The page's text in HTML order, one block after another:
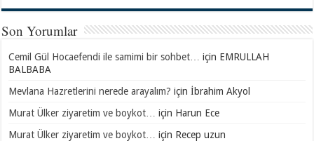
Son Yorumlar
Cemil Gül Hocaefendi ile samimi bir sohbet… için EMRULLAH
BALBABA
Mevlana Hazretlerini nerede arayalım? içinİbrahim Akyol
Murat Ülker ziyaretim ve boykot…
için Harun Ece
Murat Ülker ziyaretim ve boykot…
için Recep uzun